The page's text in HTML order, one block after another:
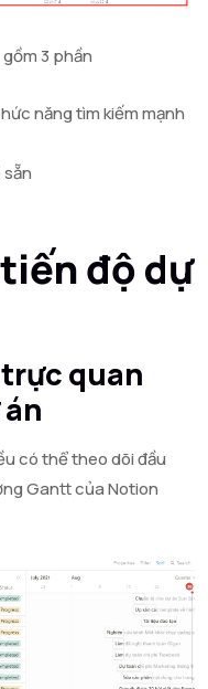
3 phần
năng tìm kiếm mạnh
độ dự
quan
có thể theo dõi đầu
Gantt của Notion